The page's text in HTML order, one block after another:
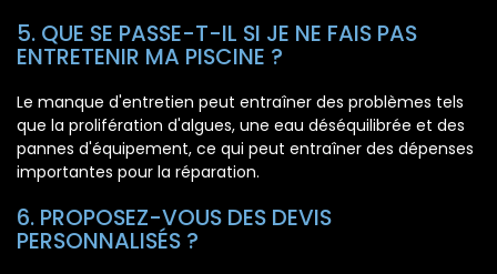
5. QUE SE PASSE-T-IL SI JE NE FAIS PAS
ENTRETENIR MA PISCINE ?
Le manque d'entretien peut entraîner des problèmes tels
que la prolifération d'algues, une eau déséquilibrée et des
pannes d'équipement, ce qui peut entraîner des dépenses
importantes pour la réparation.
6. PROPOSEZ-VOUS DES DEVIS
PERSONNALISÉS ?